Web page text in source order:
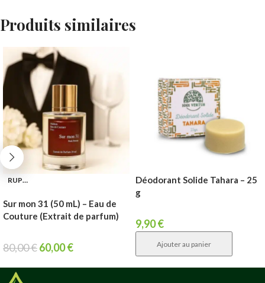
Produits similaires
RUPTURE
Sur mon 31 (50 mL) – Eau de
Couture (Extrait de parfum)
80,00€60,00€
Déodorant Solide Tahara – 25
g
9,90€
Ajouter au panier